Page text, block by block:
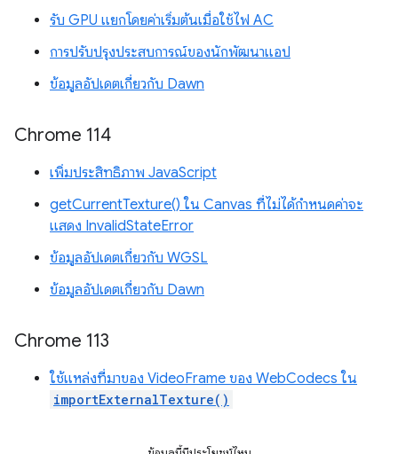
รับ GPU แยกโดยค่าเริ่มต้นเมื่อใช้ไฟ AC
การปรับปรุงประสบการณ์ของนักพัฒนาแอป
ข้อมูลอัปเดตเกี่ยวกับ Dawn
Chrome 114
เพิ่มประสิทธิภาพ JavaScript
getCurrentTexture() ใน Canvas ที่ไม่ได้กำหนดค่าจะ
แสดง InvalidStateError
ข้อมูลอัปเดตเกี่ยวกับ WGSL
ข้อมูลอัปเดตเกี่ยวกับ Dawn
Chrome 113
ใช้แหล่งที่มาของ VideoFrame ของ WebCodecs ใน
importExternalTexture()